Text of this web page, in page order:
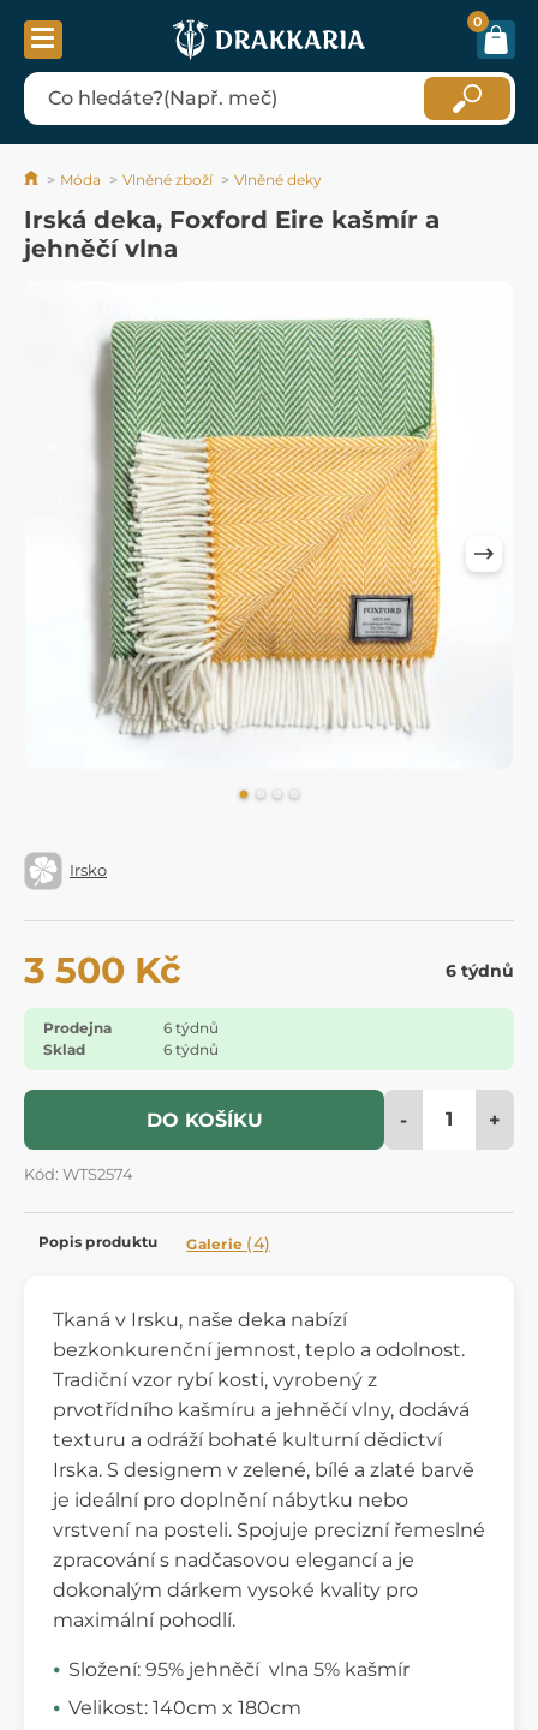
0
Móda Vlněné zboží Vlněné deky
Irská deka, Foxford Eire kašmír a
jehněčí vlna
Irsko
3 500 Kč 6 týdnů
Prodejna
6 týdnů
Sklad
6 týdnů
DO KOŠÍKU - +
Kód: WTS2574
Popis produktu Galerie (4)
Tkaná v Irsku, naše deka nabízí
bezkonkurenční jemnost, teplo a odolnost.
Tradiční vzor rybí kosti, vyrobený z
prvotřídního kašmíru a jehněčí vlny, dodává
texturu a odráží bohaté kulturní dědictví
Irska. S designem v zelené, bílé a zlaté barvě
je ideální pro doplnění nábytku nebo
vrstvení na posteli. Spojuje precizní řemeslné
zpracování s nadčasovou elegancí a je
dokonalým dárkem vysoké kvality pro
maximální pohodlí.
Složení: 95% jehněčí vlna 5% kašmír
Velikost: 140cm x 180cm